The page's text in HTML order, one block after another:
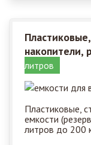
накопители,
литров
Пластиковые,
емкости
литров до 200